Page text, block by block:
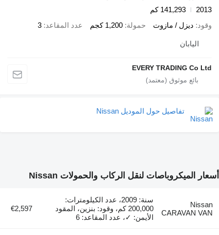
2013
141,293 كم
وقود ديزل / مازوت حمولة 1,200 كجم عدد المقاعد 3
اليابان
EVERY TRADING Co Ltd
تفاصيل حول الموديل Nissan
أسعار الميكروباصات لنقل الركاب والحمولات Nissan
Nissan
CARAVAN VAN
سنة: 2009، عدد الكيلومترات:
200,000 كم، وقود: بنزين، المقود
الأيمن: ✓، عدد المقاعد: 6
€2,597